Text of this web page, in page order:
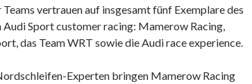
Teams vertrauen auf insgesamt fünf Exemplare des
Audi Sport customer racing: Mamerow Racing,
das Team WRT sowie die Audi race experience.
Experten bringen Mamerow Racing